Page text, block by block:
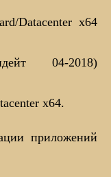
Datacenter x64
04-2018)
x64.
приложений